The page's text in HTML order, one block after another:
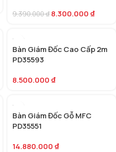
9.390.000₫ 8.300.000₫
Bàn Giám Đốc Cao Cấp 2m
PD35593
8.500.000₫
Bàn Giám Đốc Gỗ MFC
PD35551
14.880.000₫